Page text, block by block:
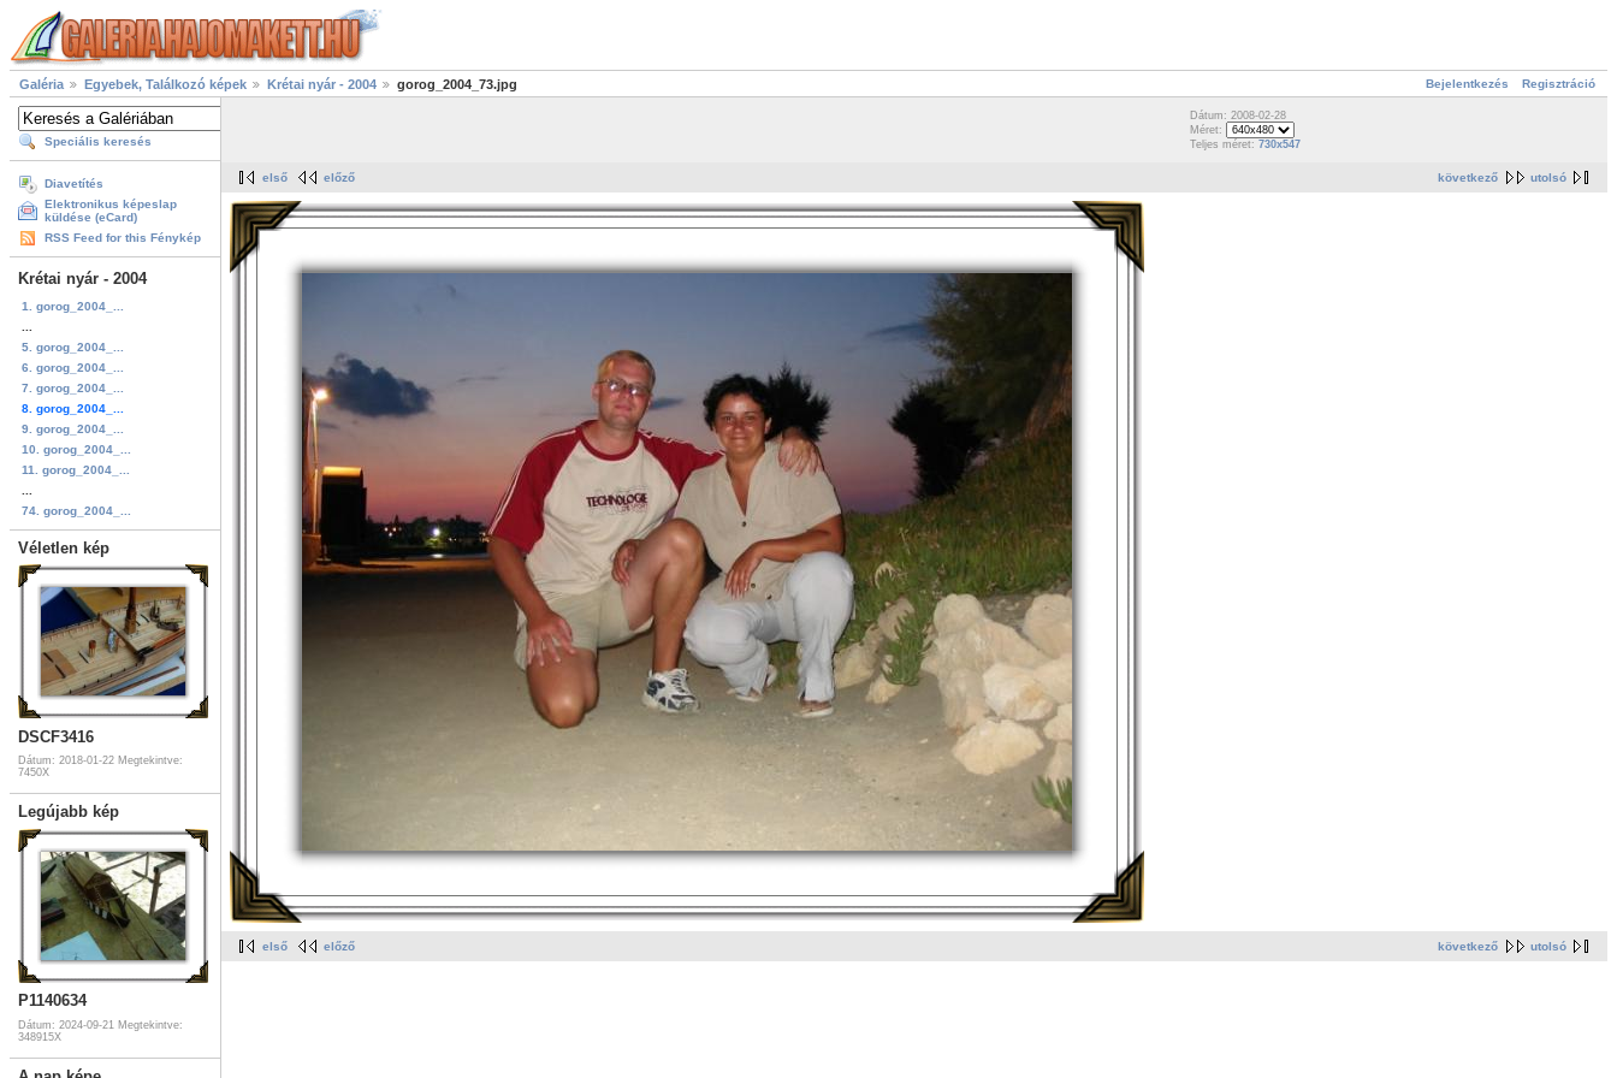
Bejelentkezés Regisztráció
Galéria Egyebek, Találkozó képek Krétai nyár - 2004 gorog_2004_73.jpg
Speciális keresés
Diavetítés
Elektronikus képeslap
küldése (eCard)
RSS Feed for this Fénykép
Krétai nyár - 2004
1. gorog_2004_...
5. gorog_2004_...
6. gorog_2004_...
7. gorog_2004_...
8. gorog_2004_...
9. gorog_2004_...
10. gorog_2004_...
11. gorog_2004_...
74. gorog_2004_...
Véletlen kép
DSCF3416
Dátum: 2018-01-22 Megtekintve:
7450X
Legújabb kép
P1140634
Dátum: 2024-09-21 Megtekintve:
348915X
Dátum: 2008-02-28
Méret:
Teljes méret: 730x547
következő utolsó
első előző
következő utolsó
első előző